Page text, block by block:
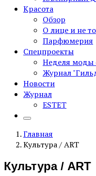
Красота
Обзор
О лице и не
Парфюмерия
Спецпроекты
Неделя моды
Журнал
Новости
Журнал
ESTET
Главная
Культура / ART
Культура / ART